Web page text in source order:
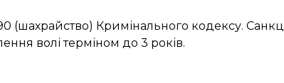
(шахрайство) Кримінального кодексу.
волі терміном до 3 років.